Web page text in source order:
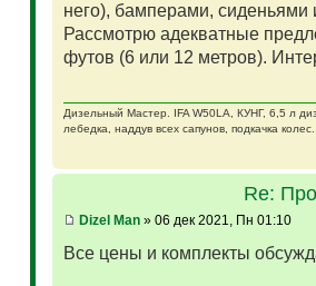
него), бамперами,
Рассмотрю адекватные
футов (6 или 12 метров).
Дизельный Мастер. IFA W50LA, КУНГ, 6,5 л
лебедка, наддув всех сапунов, подкачка колес.
Re:
Dizel Man» 06 дек 2021, Пн 01:10
Все цены и комплекты